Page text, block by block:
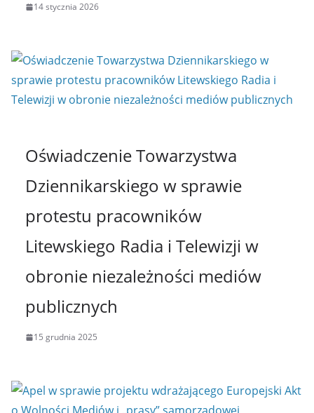
14 stycznia 2026
Oświadczenie Towarzystwa
Dziennikarskiego w sprawie
protestu pracowników
Litewskiego Radia i Telewizji w
obronie niezależności mediów
publicznych
15 grudnia 2025